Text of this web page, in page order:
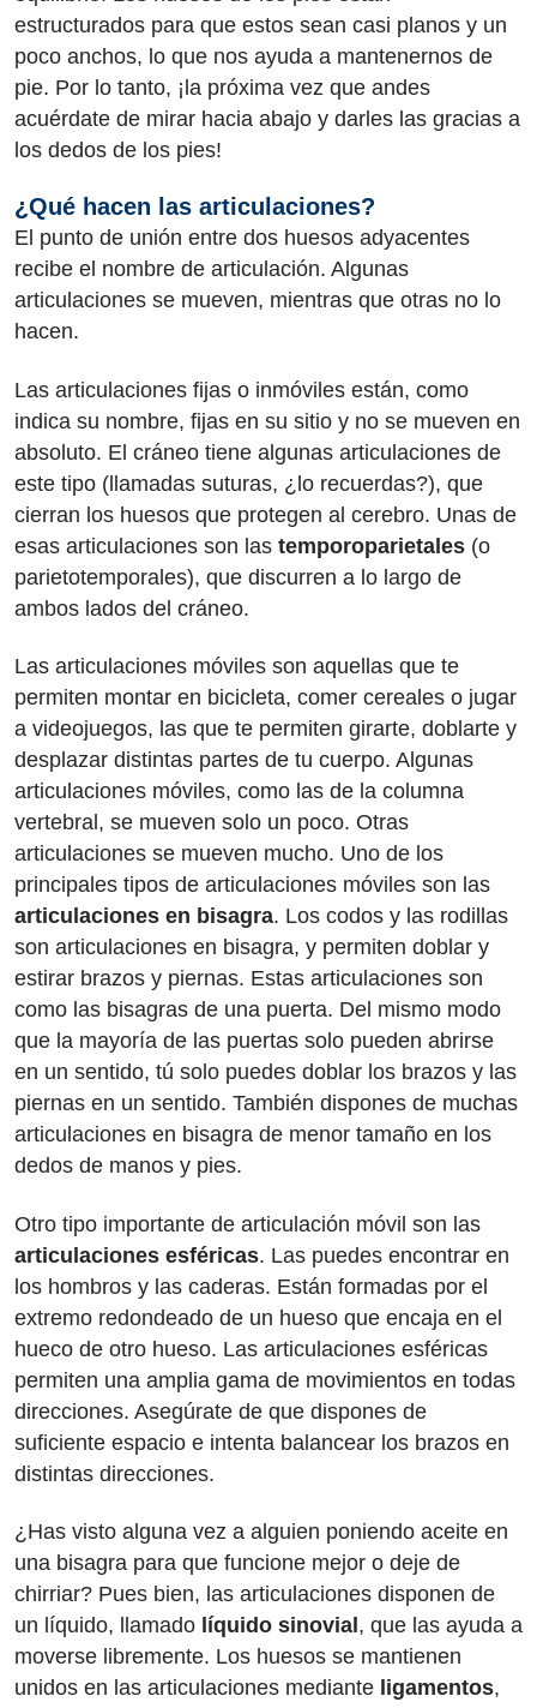
estructurados para que estos sean casi planos y un
poco anchos, lo que nos ayuda a mantenernos de
pie. Por lo tanto, ¡la próxima vez que andes
acuérdate de mirar hacia abajo y darles las gracias a
los dedos de los pies!
¿Qué hacen las articulaciones?
El punto de unión entre dos huesos adyacentes
recibe el nombre de articulación. Algunas
articulaciones se mueven, mientras que otras no lo
hacen.
Las articulaciones fijas o inmóviles están, como
indica su nombre, fijas en su sitio y no se mueven en
absoluto. El cráneo tiene algunas articulaciones de
este tipo (llamadas suturas, ¿lo recuerdas?), que
cierran los huesos que protegen al cerebro. Unas de
esas articulaciones son las temporoparietales (o
parietotemporales), que discurren a lo largo de
ambos lados del cráneo.
Las articulaciones móviles son aquellas que te
permiten montar en bicicleta, comer cereales o jugar
a videojuegos, las que te permiten girarte, doblarte y
desplazar distintas partes de tu cuerpo. Algunas
articulaciones móviles, como las de la columna
vertebral, se mueven solo un poco. Otras
articulaciones se mueven mucho. Uno de los
principales tipos de articulaciones móviles son las
articulaciones en bisagra. Los codos y las rodillas
son articulaciones en bisagra, y permiten doblar y
estirar brazos y piernas. Estas articulaciones son
como las bisagras de una puerta. Del mismo modo
que la mayoría de las puertas solo pueden abrirse
en un sentido, tú solo puedes doblar los brazos y las
piernas en un sentido. También dispones de muchas
articulaciones en bisagra de menor tamaño en los
dedos de manos y pies.
Otro tipo importante de articulación móvil son las
articulaciones esféricas. Las puedes encontrar en
los hombros y las caderas. Están formadas por el
extremo redondeado de un hueso que encaja en el
hueco de otro hueso. Las articulaciones esféricas
permiten una amplia gama de movimientos en todas
direcciones. Asegúrate de que dispones de
suficiente espacio e intenta balancear los brazos en
distintas direcciones.
¿Has visto alguna vez a alguien poniendo aceite en
una bisagra para que funcione mejor o deje de
chirriar? Pues bien, las articulaciones disponen de
un líquido, llamado líquido sinovial , que las ayuda a
moverse libremente. Los huesos se mantienen
unidos en las articulaciones mediante ligamentos,